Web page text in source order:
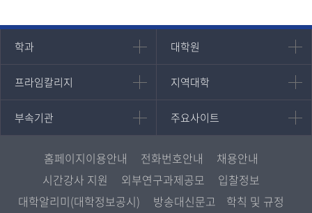
학과
인문과학대학
국어국문학과
영어영문학과
일본학과
사회과학대학
대학원
대학원
대학원
경영대학원
프라임칼리지
프라임칼리지
학사학위과정
평생교육과정
지역대학
지역대학
지역대학 포털
서울지역대학
대구경북지역대학
인천지역대학
광주전남지역대학
부속기관
부속기관
중앙도서관
원격교육혁신연구원
통합인문학연구소
디지털미디어센터
주요사이트
주요사이트
멘토링
진로심리상담
교육정보화본부
국립대학육성사업
홈페이지이용안내 전화번호안내
채용안내
시간강사 지원
외부연구과제공모
입찰정보
대학알리미(대학정보공시)
방송대신문고 학칙 및 규정